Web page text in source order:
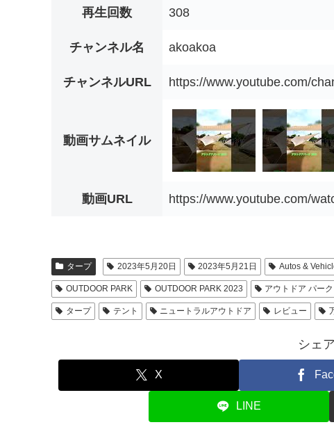
再生回数 308
チャンネル名 akoakoa
チャンネルURL https://www.youtube.com/
動画サムネイル
動画URL https://www.youtube.com/
タープ 2023年5月20日 2023年5月21日 Autos &
OUTDOOR PARK OUTDOOR PARK 2023 アウトドア パー
タープ テント ニュートラルアウトドア レビュー
シェ
X
LINE